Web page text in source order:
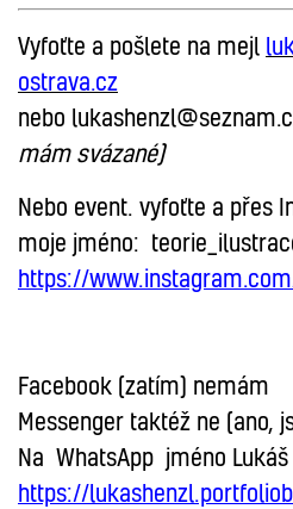
Vyfoťte a pošlete na mejl
ostrava.cz
nebo
mám svázané)
Nebo event. vyfoťte a přes
moje jméno:
https://
Facebook (zatím) nemám
Messenger taktéž ne (ano,
Na WhatsApp jméno Lukáš
https://